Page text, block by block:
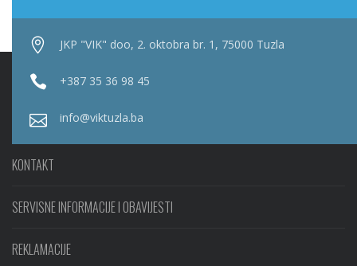
JKP "VIK" doo, 2. oktobra br. 1, 75000 Tuzla
+387 35 36 98 45
info@viktuzla.ba
KONTAKT
SERVISNE INFORMACIJE I OBAVIJESTI
REKLAMACIJE